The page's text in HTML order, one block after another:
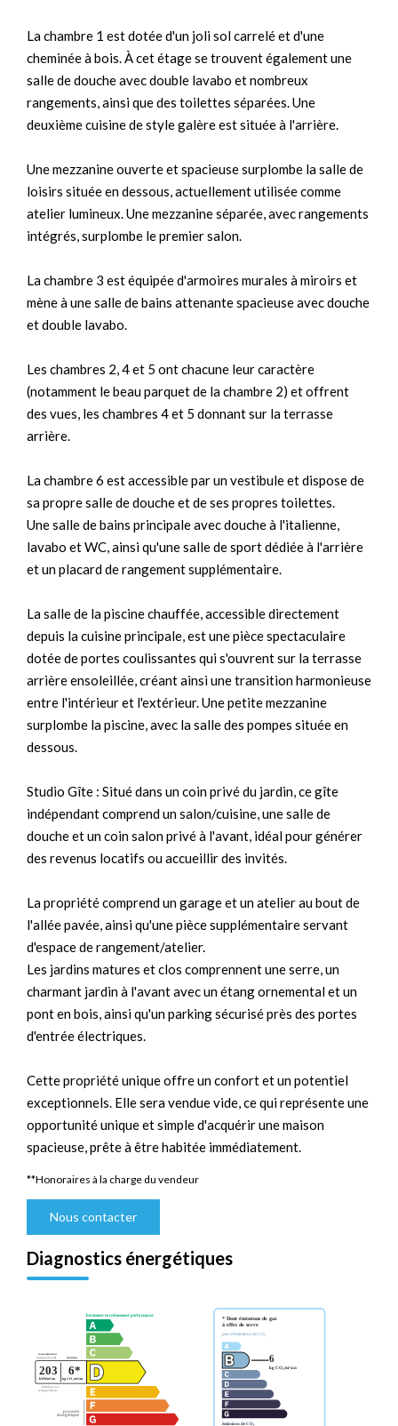
La chambre 1 est dotée d'un joli sol carrelé et d'une
cheminée à bois. À cet étage se trouvent également une
salle de douche avec double lavabo et nombreux
rangements, ainsi que des toilettes séparées. Une
deuxième cuisine de style galère est située à l'arrière.
Une mezzanine ouverte et spacieuse surplombe la salle de
loisirs située en dessous, actuellement utilisée comme
atelier lumineux. Une mezzanine séparée, avec rangements
intégrés, surplombe le premier salon.
La chambre 3 est équipée d'armoires murales à miroirs et
mène à une salle de bains attenante spacieuse avec douche
et double lavabo.
Les chambres 2, 4 et 5 ont chacune leur caractère
(notamment le beau parquet de la chambre 2) et offrent
des vues, les chambres 4 et 5 donnant sur la terrasse
arrière.
La chambre 6 est accessible par un vestibule et dispose de
sa propre salle de douche et de ses propres toilettes.
Une salle de bains principale avec douche à l'italienne,
lavabo et WC, ainsi qu'une salle de sport dédiée à l'arrière
et un placard de rangement supplémentaire.
La salle de la piscine chauffée, accessible directement
depuis la cuisine principale, est une pièce spectaculaire
dotée de portes coulissantes qui s'ouvrent sur la terrasse
arrière ensoleillée, créant ainsi une transition harmonieuse
entre l'intérieur et l'extérieur. Une petite mezzanine
surplombe la piscine, avec la salle des pompes située en
dessous.
Studio Gîte : Situé dans un coin privé du jardin, ce gîte
indépendant comprend un salon/cuisine, une salle de
douche et un coin salon privé à l'avant, idéal pour générer
des revenus locatifs ou accueillir des invités.
La propriété comprend un garage et un atelier au bout de
l'allée pavée, ainsi qu'une pièce supplémentaire servant
d'espace de rangement/atelier.
Les jardins matures et clos comprennent une serre, un
charmant jardin à l'avant avec un étang ornemental et un
pont en bois, ainsi qu'un parking sécurisé près des portes
d'entrée électriques.
Cette propriété unique offre un confort et un potentiel
exceptionnels. Elle sera vendue vide, ce qui représente une
opportunité unique et simple d'acquérir une maison
spacieuse, prête à être habitée immédiatement.
**Honoraires à la charge du vendeur
Nous contacter
Diagnostics énergétiques